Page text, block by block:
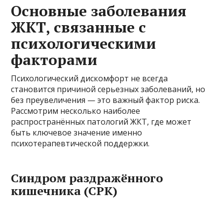
Основные заболевания
ЖКТ, связанные с
психологическими
факторами
Психологический дискомфорт не всегда
становится причиной серьезных заболеваний, но
без преувеличения — это важный фактор риска.
Рассмотрим несколько наиболее
распространённых патологий ЖКТ, где может
быть ключевое значение именно
психотерапевтической поддержки.
Синдром раздражённого
кишечника (СРК)